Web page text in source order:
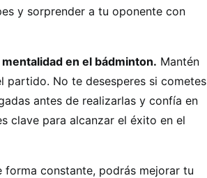
y sorprender a tu oponente con
en el bádminton. Mantén
partido. No te desesperes si cometes
antes de realizarlas y confía en
clave para alcanzar el éxito en el
constante, podrás mejorar tu